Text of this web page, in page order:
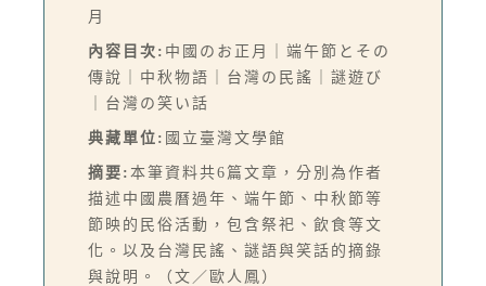
月
內容目次: 中國のお正月｜端午節とその
傳說｜中秋物語｜台灣の民謠｜謎遊び
｜台灣の笑い話
典藏單位: 國立臺灣文學館
摘要: 本筆資料共6篇文章，分別為作者
描述中國農曆過年、端午節、中秋節等
節映的民俗活動，包含祭祀、飲食等文
化。以及台灣民謠、謎語與笑話的摘錄
與說明。（文／歐人鳳）